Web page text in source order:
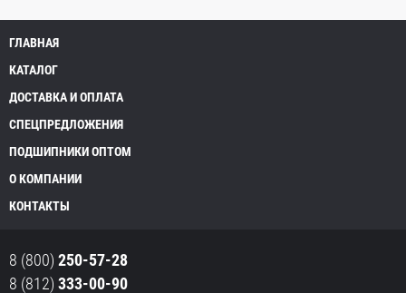
ГЛАВНАЯ
КАТАЛОГ
ДОСТАВКА И ОПЛАТА
СПЕЦПРЕДЛОЖЕНИЯ
ПОДШИПНИКИ ОПТОМ
О КОМПАНИИ
КОНТАКТЫ
8 (800) 250-57-28
8 (812) 333-00-90